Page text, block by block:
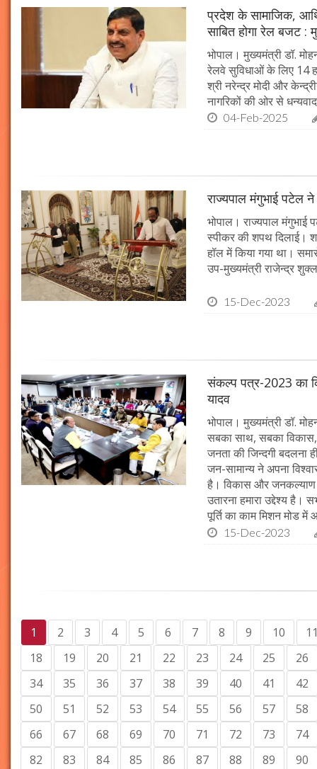
प्रदेश के सामाजिक,
साबित होगा रेल बजट :
भोपाल। मुख्यमंत्री डॉ.
रेलवे सुविधाओं के लिए 14
श्री नरेन्द्र मोदी और
नागरिकों की ओर से
04-Feb-2025
राज्यपाल मंगुभाई पटेल ने
भोपाल। राज्यपाल मंगुभाई
स्पीकर की शपथ दिलाई।
हॉल में किया गया था।
उप-मुख्यमंत्री राजेन्द्र
15-Dec-2023
संकल्प पत्र-2023 का
यादव
भोपाल। मुख्यमंत्री डॉ.
सबका साथ, सबका
जनता की जिन्दगी बदलना
जन-सामान्य ने अपना
है। विकास और
उतारना हमारा उद्देश्य
पूर्ति का काम मिशन मोड
15-Dec-2023
1 2 3 4 5 6 7 8 9 10
18
19 20 21 22 23 24 25
26
34
35 36 37 38 39 40 41
42
50
51 52 53 54 55 56 57
58
66
67 68 69 70 71 72 73
74
82
83 84 85 86 87 88 89
90